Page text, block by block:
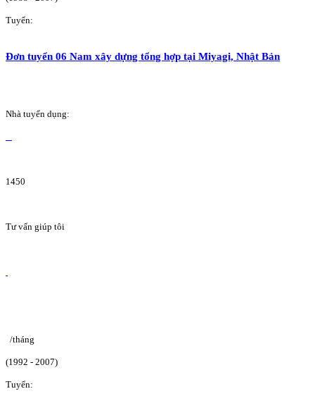
Tuyển:
Đơn tuyển 06 Nam xây dựng tổng hợp tại Miyagi, Nhật Bản
Nhà tuyển dụng:
1450
Tư vấn giúp tôi
/tháng
(1992 - 2007)
Tuyển: